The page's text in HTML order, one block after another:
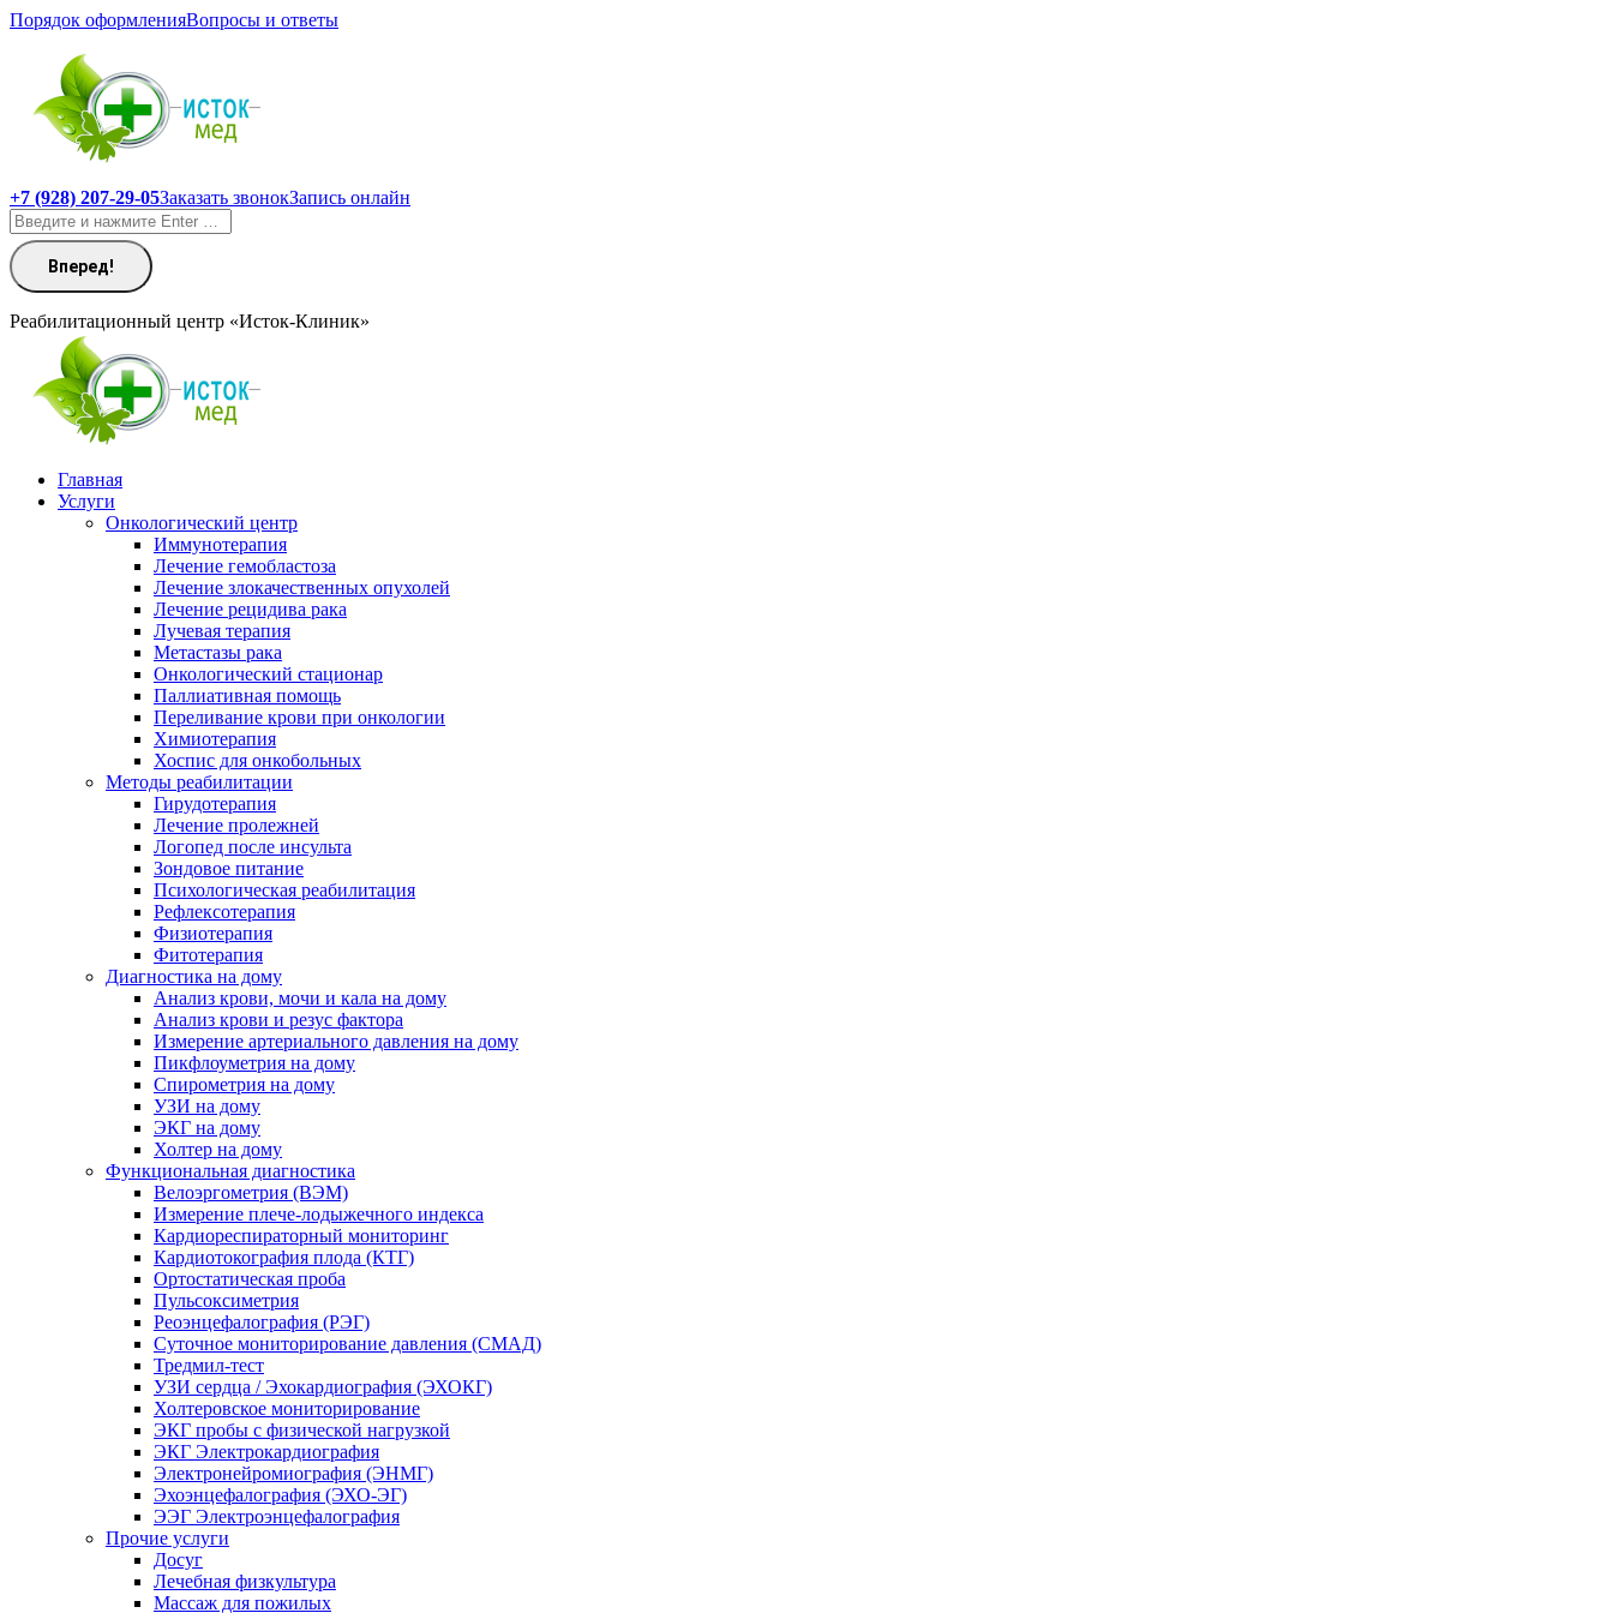
Перейти
содержанию
Порядок оформленияВопросы и ответы
+7 (928) 207-29-05Заказать звонокЗапись онлайн
Поиск:
Реабилитационный центр «Исток-Клиник»
Главная
Услуги
Онкологический центр
Иммунотерапия
Лечение гемобластоза
Лечение злокачественных опухолей
Лечение рецидива рака
Лучевая терапия
Метастазы рака
Онкологический стационар
Паллиативная помощь
Переливание крови при онкологии
Химиотерапия
Хоспис для онкобольных
Методы реабилитации
Гирудотерапия
Лечение пролежней
Логопед после инсульта
Зондовое питание
Психологическая реабилитация
Рефлексотерапия
Физиотерапия
Фитотерапия
Диагностика на дому
Анализ крови, мочи и кала на дому
Анализ крови и резус фактора
Измерение артериального давления на дому
Пикфлоуметрия на дому
Спирометрия на дому
УЗИ на дому
ЭКГ на дому
Холтер на дому
Функциональная диагностика
Велоэргометрия (ВЭМ)
Измерение плече-лодыжечного индекса
Кардиореспираторный мониторинг
Кардиотокография плода (КТГ)
Ортостатическая проба
Пульсоксиметрия
Реоэнцефалография (РЭГ)
Суточное мониторирование давления (СМАД)
Тредмил-тест
УЗИ сердца / Эхокардиография (ЭХОКГ)
Холтеровское мониторирование
ЭКГ пробы с физической нагрузкой
ЭКГ Электрокардиография
Электронейромиография (ЭНМГ)
Эхоэнцефалография (ЭХО-ЭГ)
ЭЭГ Электроэнцефалография
Прочие услуги
Досуг
Лечебная физкультура
Массаж для пожилых